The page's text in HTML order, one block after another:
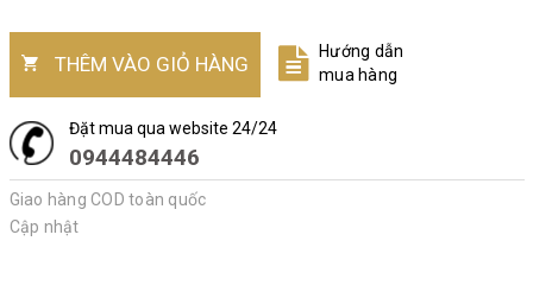
THÊM VÀO GIỎ HÀNG
Hướng dẫn
mua hàng
Đặt mua qua website 24/24
0944484446
Giao hàng COD toàn quốc
Cập nhật